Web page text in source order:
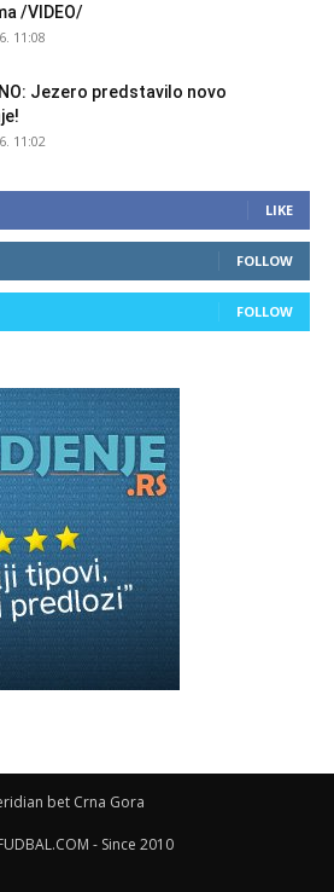
/VIDEO/
11:08
Jezero predstavilo novo
11:02
LIKE
FOLLOW
FOLLOW
bet Crna Gora
- Since 2010